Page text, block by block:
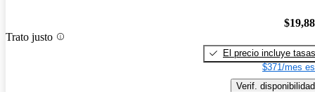
Trato justo
El precio incluye tasas
$371/mes
Verif. disponibilidad